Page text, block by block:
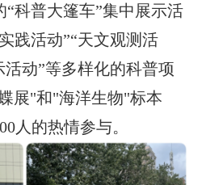
科普大篷车”集中展示活
践活动”“天文观测活
活动”等多样化的科普项
展"和"海洋生物"标本
人的热情参与。